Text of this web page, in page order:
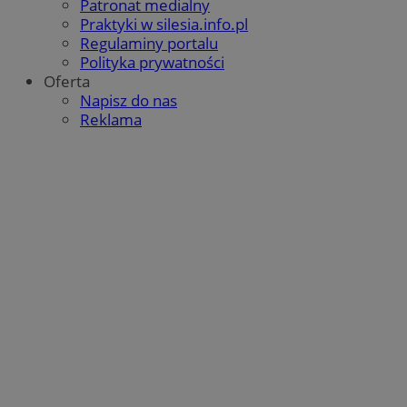
Patronat medialny
Praktyki w silesia.info.pl
Regulaminy portalu
Polityka prywatności
Oferta
Napisz do nas
Reklama
QeSessID orzesze.com.pl